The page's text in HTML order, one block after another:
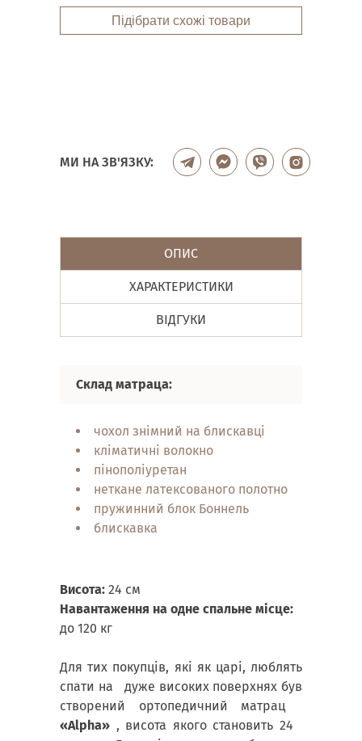
Підібрати схожі товари
МИ НА ЗВ'ЯЗКУ:
ОПИС
ХАРАКТЕРИСТИКИ
ВІДГУКИ
Склад матраца:
чохол знімний на блискавці
кліматичні волокно
пінополіуретан
неткане латексованого полотно
пружинний блок Боннель
блискавка
Висота: 24 см
Навантаження на одне спальне місце:
до 120 кг
Для тих покупців, які як царі, люблять
спати на дуже високих поверхнях був
створений ортопедичний матрац
«Alpha» , висота якого становить 24